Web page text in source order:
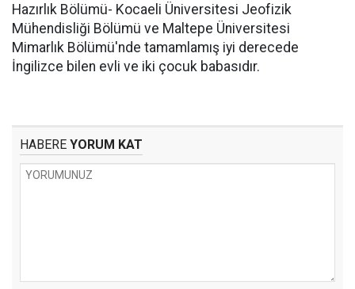
Hazırlık Bölümü- Kocaeli Üniversitesi Jeofizik
Mühendisliği Bölümü ve Maltepe Üniversitesi
Mimarlık Bölümü'nde tamamlamış iyi derecede
İngilizce bilen evli ve iki çocuk babasıdır.
HABERE YORUM KAT